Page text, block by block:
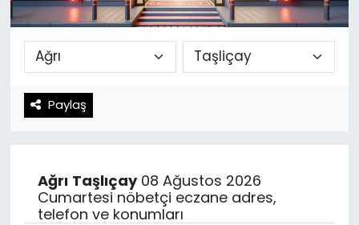
Paylaş
Ağrı Taşlıçay08 Ağustos 2026
Cumartesi nöbetçi eczane adres,
telefon ve konumları
Spor
Teknoloji
Resmi İlanlar
Teknoloji
Yaşam
Künye
İletişim